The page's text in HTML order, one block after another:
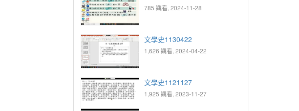
785 觀看, 2024-11-28
文學史1130422
1,626 觀看, 2024-04-22
文學史1121127
1,925 觀看, 2023-11-27